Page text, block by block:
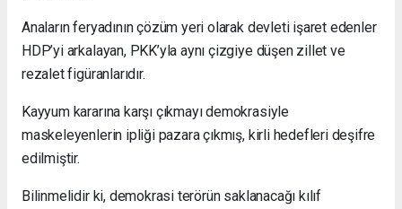
Anaların feryadının çözüm yeri olarak devleti işaret edenler
HDP’yi arkalayan, PKK’yla aynı çizgiye düşen zillet ve
rezalet figüranlarıdır.
Kayyum kararına karşı çıkmayı demokrasiyle
maskeleyenlerin ipliği pazara çıkmış, kirli hedefleri deşifre
edilmiştir.
Bilinmelidir ki, demokrasi terörün saklanacağı kılıf